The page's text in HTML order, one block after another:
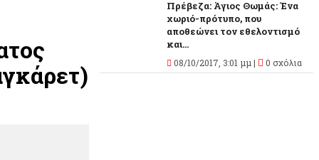
Πρέβεζα: Άγιος Θωμάς: Ένα
χωριό-πρότυπο, που
αποθεώνει τον εθελοντισμό
και...
08/10/2017, 3:01 μμ | 0 σχόλια